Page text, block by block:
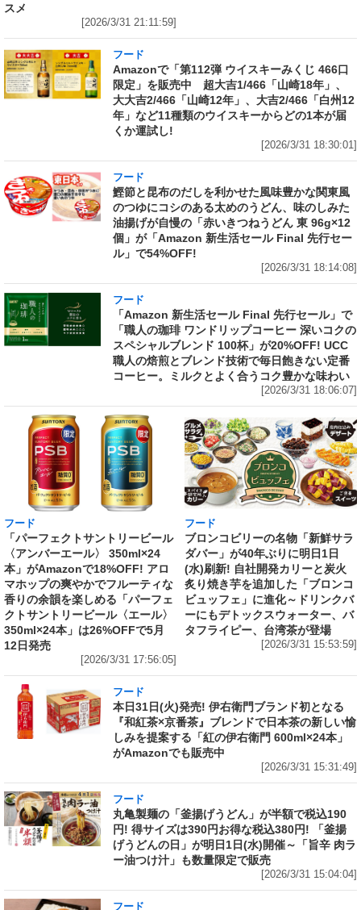
スメ
[2026/3/31 21:11:59]
フード
Amazonで「第112弾 ウイスキーみくじ 466口
限定」を販売中 超大吉1/466「山崎18年」、
大大吉2/466「山崎12年」、大吉2/466「白州12
年」など11種類のウイスキーからどの1本が届
くか運試し!
[2026/3/31 18:30:01]
フード
鰹節と昆布のだしを利かせた風味豊かな関東風
のつゆにコシのある太めのうどん、味のしみた
油揚げが自慢の「赤いきつねうどん 東 96g×12
個」が「Amazon 新生活セール Final 先行セー
ル」で54%OFF!
[2026/3/31 18:14:08]
フード
「Amazon 新生活セール Final 先行セール」で
「職人の珈琲 ワンドリップコーヒー 深いコクの
スペシャルブレンド 100杯」が20%OFF! UCC
職人の焙煎とブレンド技術で毎日飽きない定番
コーヒー。ミルクとよく合うコク豊かな味わい
[2026/3/31 18:06:07]
フード
「パーフェクトサントリービール
〈アンバーエール〉 350ml×24
本」がAmazonで18%OFF! アロ
マホップの爽やかでフルーティな
香りの余韻を楽しめる「パーフェ
クトサントリービール〈エール〉
350ml×24本」は26%OFFで5月
12日発売
[2026/3/31 17:56:05]
フード
ブロンコビリーの名物「新鮮サラ
ダバー」が40年ぶりに明日1日
(水)刷新! 自社開発カリーと炭火
炙り焼き芋を追加した「ブロンコ
ビュッフェ」に進化～ドリンクバ
ーにもデトックスウォーター、バ
タフライピー、台湾茶が登場
[2026/3/31 15:53:59]
フード
本日31日(火)発売! 伊右衛門ブランド初となる
『和紅茶×京番茶』ブレンドで日本茶の新しい愉
しみを提案する「紅の伊右衛門 600ml×24本」
がAmazonでも販売中
[2026/3/31 15:31:49]
フード
丸亀製麺の「釜揚げうどん」が半額で税込190
円! 得サイズは390円お得な税込380円! 「釜揚
げうどんの日」が明日1日(水)開催～「旨辛 肉ラ
ー油つけ汁」も数量限定で販売
[2026/3/31 15:04:04]
フード